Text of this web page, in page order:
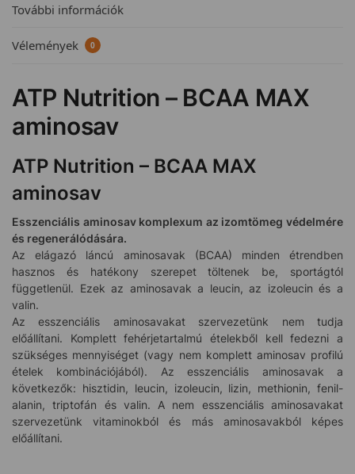
További információk
Vélemények 0
ATP Nutrition – BCAA MAX
aminosav
ATP Nutrition – BCAA MAX
aminosav
Esszenciális aminosav komplexum az izomtömeg védelmére
és regenerálódására.
Az elágazó láncú aminosavak (BCAA) minden étrendben
hasznos és hatékony szerepet töltenek be, sportágtól
függetlenül. Ezek az aminosavak a leucin, az izoleucin és a
valin.
Az esszenciális aminosavakat szervezetünk nem tudja
előállítani. Komplett fehérjetartalmú ételekből kell fedezni a
szükséges mennyiséget (vagy nem komplett aminosav profilú
ételek kombinációjából). Az esszenciális aminosavak a
következők: hisztidin, leucin, izoleucin, lizin, methionin, fenil-
alanin, triptofán és valin. A nem esszenciális aminosavakat
szervezetünk vitaminokból és más aminosavakból képes
előállítani.